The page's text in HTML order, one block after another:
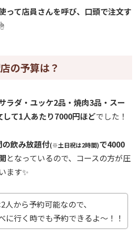
って店員さんを呼び、口頭で注文す
の予算は？
ラダ・ユッケ2品・焼肉3品・スー
て1人あたり7000円ほどでした！
飲み放題付(※土日祝は2時間)で4000
となっているので、コースの方が圧
ます✨
人から予約可能なので、
に行く時でも予約できるよ～！！